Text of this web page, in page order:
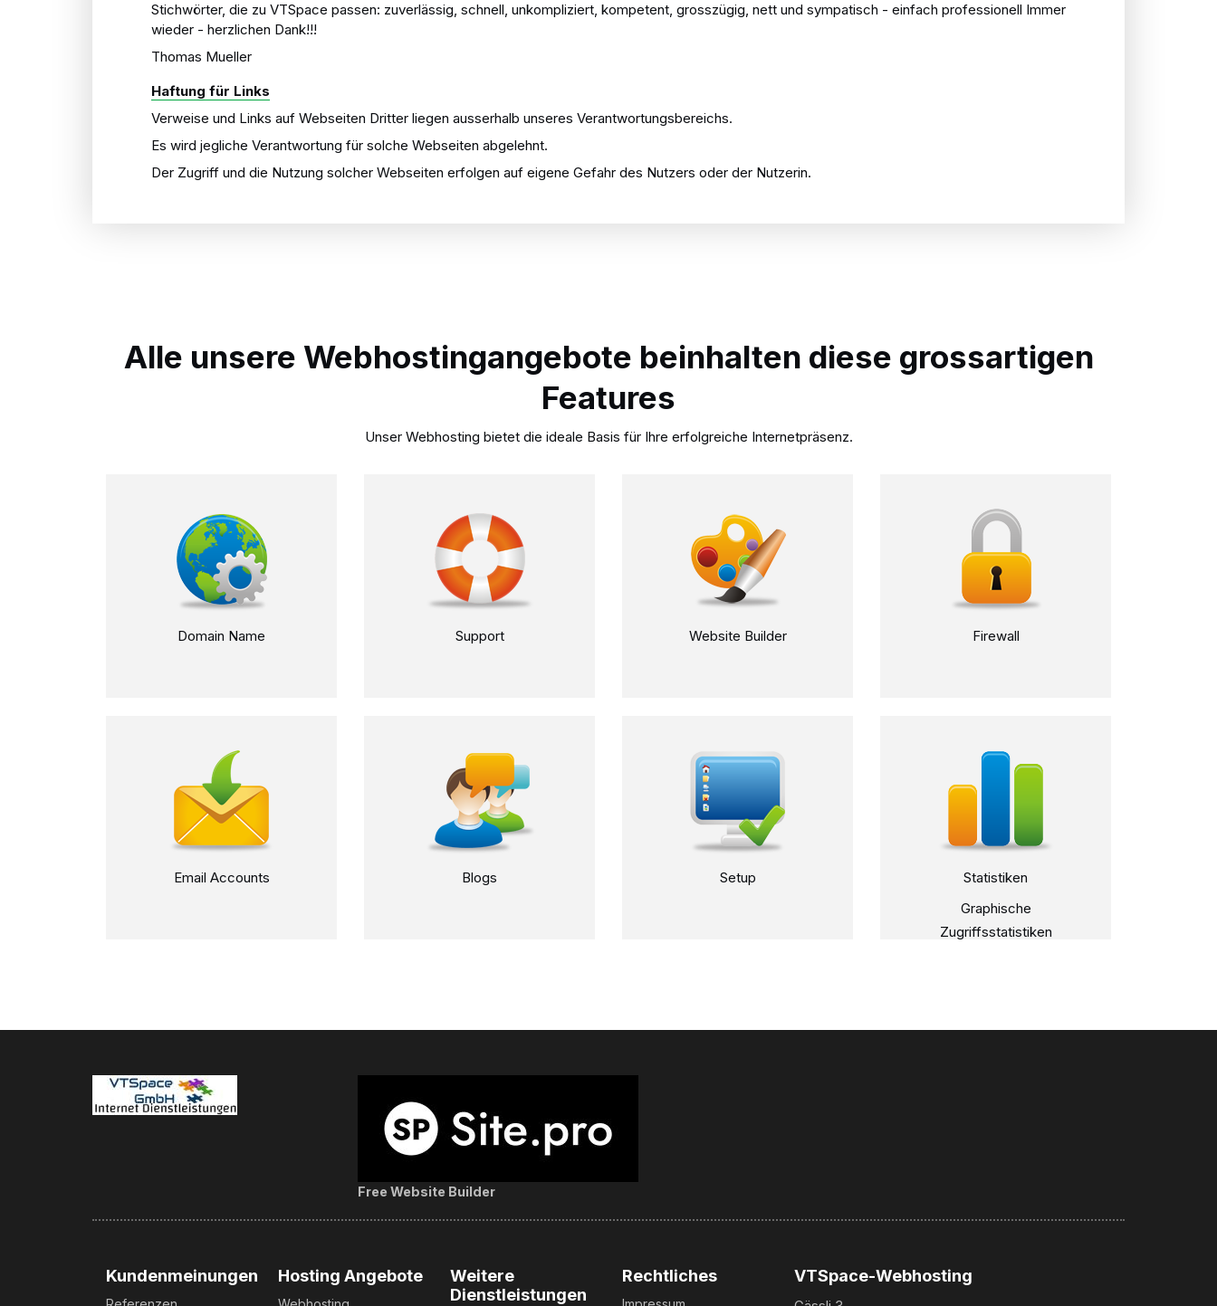
Stichwörter, die zu VTSpace passen: zuverlässig, schnell, unkompliziert, kompetent, grosszügig, nett und sympatisch - einfach professionell Immer
wieder - herzlichen Dank!!!
Thomas Mueller
Haftung für Links
Verweise und Links auf Webseiten Dritter liegen ausserhalb unseres Verantwortungsbereichs.
Es wird jegliche Verantwortung für solche Webseiten abgelehnt.
Der Zugriff und die Nutzung solcher Webseiten erfolgen auf eigene Gefahr des Nutzers oder der Nutzerin.
Alle unsere Webhostingangebote beinhalten diese grossartigen
Features
Unser Webhosting bietet die ideale Basis für Ihre erfolgreiche Internetpräsenz.
Domain Name Support Website Builder Firewall
Email Accounts Blogs Setup
Statistiken
Graphische
Zugriffsstatistiken
Free Website Builder
Kundenmeinungen Hosting Angebote
Weitere
Dienstleistungen
Rechtliches VTSpace-Webhosting